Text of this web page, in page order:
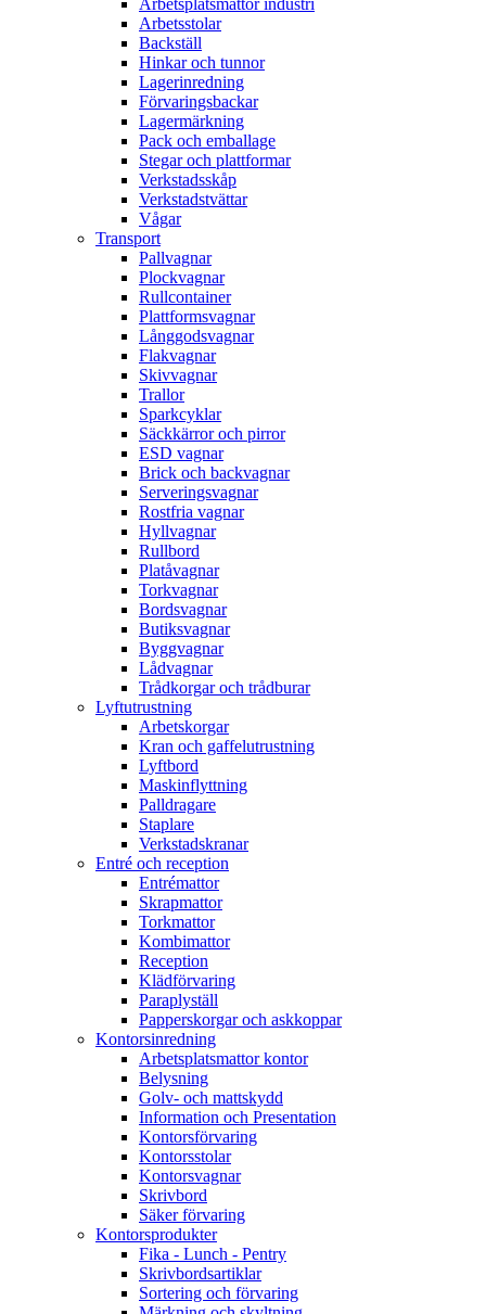
Arbetsplatsmattor industri
Arbetsstolar
Backställ
Hinkar och tunnor
Lagerinredning
Förvaringsbackar
Lagermärkning
Pack och emballage
Stegar och plattformar
Verkstadsskåp
Verkstadstvättar
Vågar
Transport
Pallvagnar
Plockvagnar
Rullcontainer
Plattformsvagnar
Långgodsvagnar
Flakvagnar
Skivvagnar
Trallor
Sparkcyklar
Säckkärror och pirror
ESD vagnar
Brick och backvagnar
Serveringsvagnar
Rostfria vagnar
Hyllvagnar
Rullbord
Platåvagnar
Torkvagnar
Bordsvagnar
Butiksvagnar
Byggvagnar
Lådvagnar
Trådkorgar och trådburar
Lyftutrustning
Arbetskorgar
Kran och gaffelutrustning
Lyftbord
Maskinflyttning
Palldragare
Staplare
Verkstadskranar
Entré och reception
Entrémattor
Skrapmattor
Torkmattor
Kombimattor
Reception
Klädförvaring
Paraplyställ
Papperskorgar och askkoppar
Kontorsinredning
Arbetsplatsmattor kontor
Belysning
Golv- och mattskydd
Information och Presentation
Kontorsförvaring
Kontorsstolar
Kontorsvagnar
Skrivbord
Säker förvaring
Kontorsprodukter
Fika - Lunch - Pentry
Skrivbordsartiklar
Sortering och förvaring